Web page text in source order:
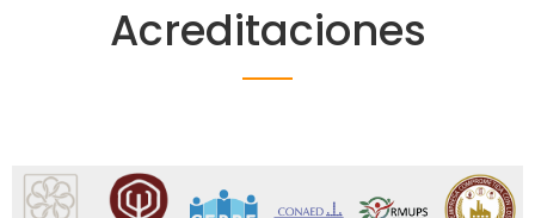
Acreditaciones